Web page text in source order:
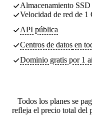
Almacenamiento
Velocidad de red de 1
API pública
Centros de datos en
Dominio gratis por 1
Todos los planes se
refleja el precio total del